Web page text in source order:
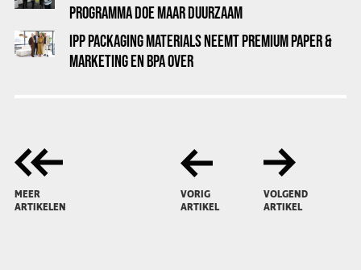
PROGRAMMA DOE MAAR DUURZAAM
IPP PACKAGING MATERIALS NEEMT PREMIUM PAPER &
MARKETING EN BPA OVER
MEER
ARTIKELEN
VORIG
ARTIKEL
VOLGEND
ARTIKEL